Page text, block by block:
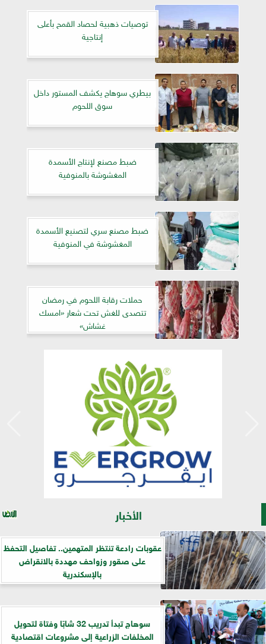
توصيات ذهبية لحصاد القمح بأعلى
إنتاجية
بيطري سوهاج يكشف المستور داخل
سوق اللحوم
ضبط مصنع لإنتاج الأسمدة
المغشوشة بالمنوفية
ضبط مصنع سري لتصنيع الأسمدة
المغشوشة في المنوفية
حملات رقابة اللحوم في رمضان
تتصدى للغش تحت شعار «امسك
غشاش»
الأخبار
عقوبات رادعة تنتظر المتهمين.. تفاصيل التحفظ
على صقور وزواحف مهددة بالانقراض
بالإسكندرية
سوهاج تبدأ تدريب 32 شابًا وفتاة لتحويل
المخلفات الزراعية إلى مشروعات اقتصادية